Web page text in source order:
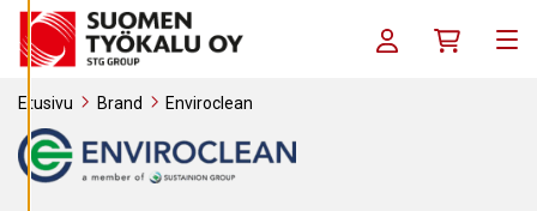
S
E
T
U
S
I
A
K
Siirry sisältöön
Kirjaudu sisään /
Ostoskori
Etusivu Brand Enviroclean